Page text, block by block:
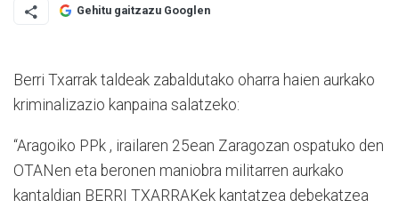
Gehitu gaitzazu Googlen
Berri Txarrak taldeak zabaldutako oharra haien aurkako
kriminalizazio kanpaina salatzeko:
“Aragoiko PPk , irailaren 25ean Zaragozan ospatuko den
OTANen eta beronen maniobra militarren aurkako
kantaldian BERRI TXARRAKek kantatzea debekatzea